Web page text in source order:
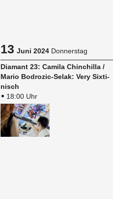
13Juni 2024 Donnerstag
Dia­mant 23: Ca­mi­la Chin­chil­la /
Mario Bo­dro­zic-Selak: Very Six­ti­
nisch
18:00 Uhr